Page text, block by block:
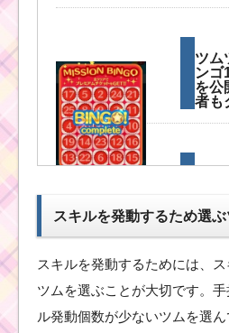
ツム
ンゴ
を公
者も
法
初心
ョン
スキルを発動するため選ぶ
スキルを発動するためには、
ツムを選ぶことが大切です。
ル発動個数が少ないツムを選